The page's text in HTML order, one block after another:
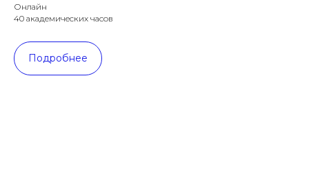
Онлайн
40 академических часов
Подробнее